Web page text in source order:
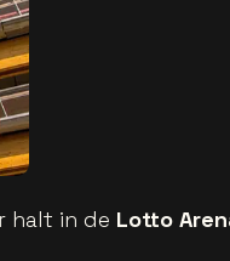
halt in de Lotto